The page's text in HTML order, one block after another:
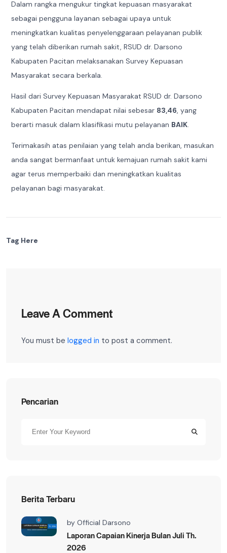
Dalam rangka mengukur tingkat kepuasan masyarakat
sebagai pengguna layanan sebagai upaya untuk
meningkatkan kualitas penyelenggaraan pelayanan publik
yang telah diberikan rumah sakit, RSUD dr. Darsono
Kabupaten Pacitan melaksanakan Survey Kepuasan
Masyarakat secara berkala.
Hasil dari Survey Kepuasan Masyarakat RSUD dr. Darsono
Kabupaten Pacitan mendapat nilai sebesar 83,46 , yang
berarti masuk dalam klasifikasi mutu pelayanan BAIK
Terimakasih atas penilaian yang telah anda berikan, masukan
anda sangat bermanfaat untuk kemajuan rumah sakit kami
agar terus memperbaiki dan meningkatkan kualitas
pelayanan bagi masyarakat.
Tag Here
Leave A Comment
You must be logged in to post a comment.
Pencarian
Berita Terbaru
by Official Darsono
Laporan Capaian Kinerja Bulan Juli Th.
2026